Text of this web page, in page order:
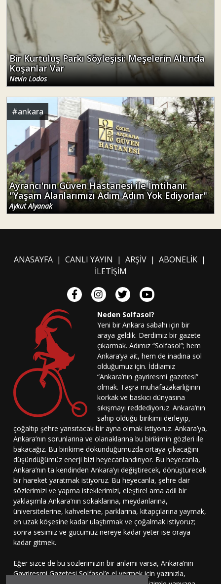
Bir Kurtuluş Parkı Söyleşisi: Meşelerin Altında
Koşanlar Var
Nevin Lodos
#ankara
Ayrancı'nın Güven Hastanesi ile İmtihanı:
"Yaşam Alanlarımızı Adım Adım Yok Ediyorlar"
Aykut Alyanak
ANASAYFA| CANLI YAYIN | ARŞİV| ABONELİK|
İLETİŞİM
Neden Solfasol?
Yeni bir Ankara sabahı için bir
araya geldik. Derdimiz bir gazete
çıkarmak. Adımız “Solfasol”; hem
Ankara’ya ait, hem de inadına sol
olduğumuz için. İddiamız
“Ankara’nın gayriresmi gazetesi”
olmak. Taşra muhafazakarlığının
korkak ve baskıcı dünyasına
sıkışmayı reddediyoruz. Ankara’nın
sahip olduğu birikimi derleyip,
çoğaltıp şehre yansıtacak bir ayna olmak istiyoruz. Ankara’ya,
Ankara’nın sorunlarına ve olanaklarına bu birikimin gözleri ile
bakacağız. Bu birikime dokunduğumuzda ortaya çıkacağını
düşündüğümüz enerji bizi heyecanlandırıyor. Bu heyecanla,
Ankara’nın ta kendinden Ankara’yı değiştirecek, dönüştürecek
bir hareket yaratmak istiyoruz. Bu heyecanla, şehre dair
sözlerimizi ve yapma isteklerimizi, eleştirel ama adil bir
yaklaşımla Ankara’nın sokaklarına, meydanlarına,
üniversitelerine, kahvelerine, parklarına, kitapçılarına yaymak,
en uzak köşesine kadar ulaştırmak ve çoğalmak istiyoruz;
sonra sesimiz ve gücümüz nereye kadar yeter ise oraya
kadar gitmek.
Eğer sizce de bu sözlerimizin bir anlamı varsa, Ankara’nın
Gayriresmi Gazetesi Solfasol’e el vermek için yazınızla,